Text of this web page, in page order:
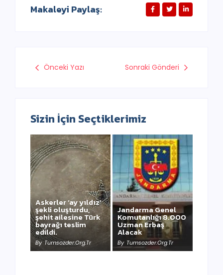
Makaleyi Paylaş:
Önceki Yazı Sonraki Gönderi
Sizin İçin Seçtiklerimiz
Askerler ‘ay yıldız’
şekli oluşturdu,
şehit ailesine Türk
bayrağı teslim
edildi.
By Tumsozder.org.tr
Jandarma Genel
Komutanlığı 8.000
Uzman Erbaş
Alacak
By Tumsozder.org.tr
NEWSWEEK’ iN
KAAN HABERİ
By Tumsozder.org.tr